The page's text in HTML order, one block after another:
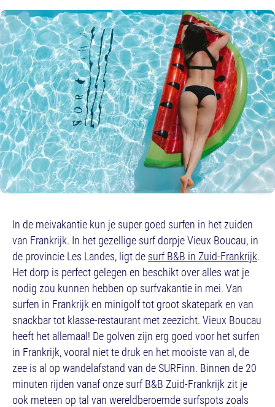
In de meivakantie kun je super goed surfen in het zuiden
van Frankrijk. In het gezellige surf dorpje Vieux Boucau, in
de provincie Les Landes, ligt de surf B&B in Zuid-Frankrijk.
Het dorp is perfect gelegen en beschikt over alles wat je
nodig zou kunnen hebben op surfvakantie in mei. Van
surfen in Frankrijk en minigolf tot groot skatepark en van
snackbar tot klasse-restaurant met zeezicht. Vieux Boucau
heeft het allemaal! De golven zijn erg goed voor het surfen
in Frankrijk, vooral niet te druk en het mooiste van al, de
zee is al op wandelafstand van de SURFinn. Binnen de 20
minuten rijden vanaf onze surf B&B Zuid-Frankrijk zit je
ook meteen op tal van wereldberoemde surfspots zoals